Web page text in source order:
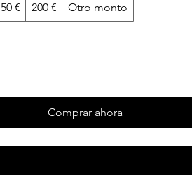
€ 200 € Otro monto
Comprar ahora